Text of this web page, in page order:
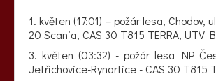
1. květen (17:01) – požár lesa, Chodov,
20 Scania, CAS 30 T815 TERRA, UTV
3. květen (03:32) - požár lesa NP
Jetřichovice-Rynartice - CAS 30 T815